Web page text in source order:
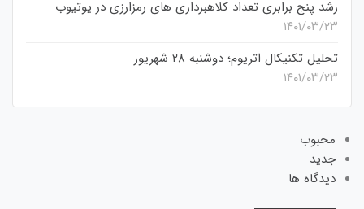
رشد پنج برابری تعداد کلاهبرداری های رمزارزی در یوتیوب
۱۴۰۱/۰۳/۲۳
تحلیل تکنیکال اتریوم؛ دوشنبه 28 شهریور
۱۴۰۱/۰۳/۲۳
محبوب
جدید
دیدگاه ها